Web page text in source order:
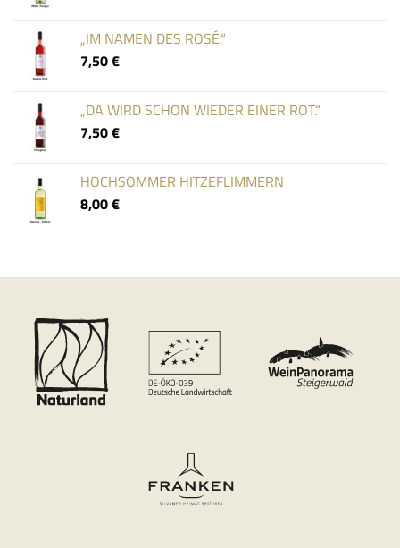
„IM NAMEN DES ROSÉ.“
7,50€
„DA WIRD SCHON WIEDER EINER ROT.“
7,50€
HOCHSOMMER HITZEFLIMMERN
8,00€